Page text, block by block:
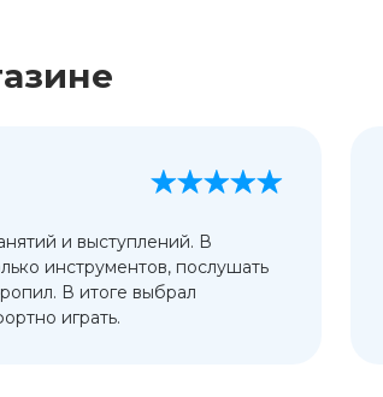
и выступлений. В
инструментов, послушать
В итоге выбрал
играть.